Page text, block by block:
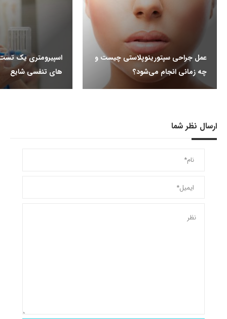
عمل جراحی سپتورینوپلاستی چیست و
چه زمانی انجام می‌شود؟
اسپیرومتری یک تست
های تنفسی شایع
ارسال نظر شما